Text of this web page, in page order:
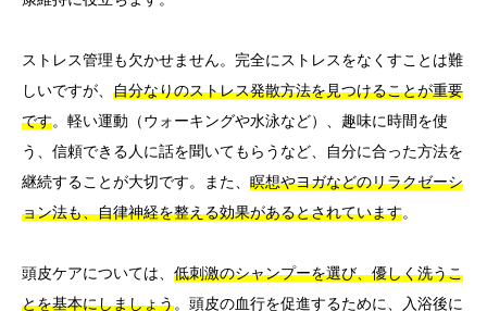
ストレス管理も欠かせません。完全にストレスをなくすことは難
しいですが、 自分なりのストレス発散方法を見つけることが重要
です。軽い運動（ウォーキングや水泳など）、趣味に時間を使
う、信頼できる人に話を聞いてもらうなど、自分に合った方法を
継続することが大切です。また、 瞑想やヨガなどのリラクゼーシ
ョン法も、自律神経を整える効果があるとされています。
頭皮ケアについては、 低刺激のシャンプーを選び、優しく洗うこ
とを基本にしましょう。頭皮の血行を促進するために、入浴後に